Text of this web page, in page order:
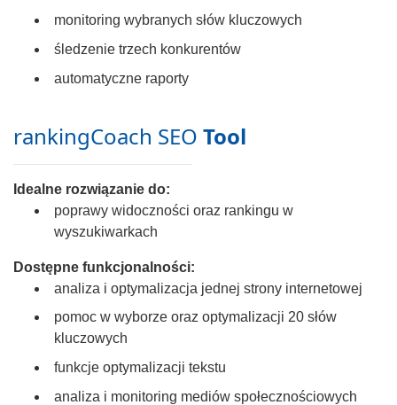
monitoring wybranych słów kluczowych
śledzenie trzech konkurentów
automatyczne raporty
rankingCoach SEO Tool
Idealne rozwiązanie do:
poprawy widoczności oraz rankingu w
wyszukiwarkach
Dostępne funkcjonalności:
analiza i optymalizacja jednej strony internetowej
pomoc w wyborze oraz optymalizacji 20 słów
kluczowych
funkcje optymalizacji tekstu
analiza i monitoring mediów społecznościowych